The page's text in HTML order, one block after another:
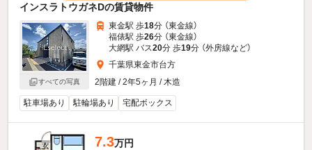
インスラトウガネDの賃貸物件
すべての写真
東金駅 歩18分 （東金線）
福俵駅 歩26分 （東金線）
大網駅 バス20分 歩19分 （外房線など）
千葉県東金市台方
2階建 / 2年5ヶ月 / 木造
駐車場あり 駐輪場あり 宅配ボックス
7.3万円